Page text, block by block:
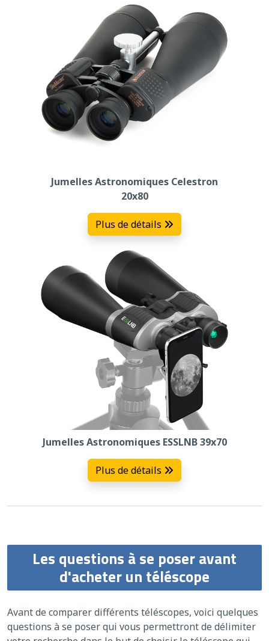
Jumelles Astronomiques Celestron
20x80
Plus de détails
Jumelles Astronomiques ESSLNB 39x70
Plus de détails
Les questions à se poser avant
d'acheter un téléscope
Avant de comparer différents téléscopes, voici quelques
questions à se poser qui vous permettront de délimiter